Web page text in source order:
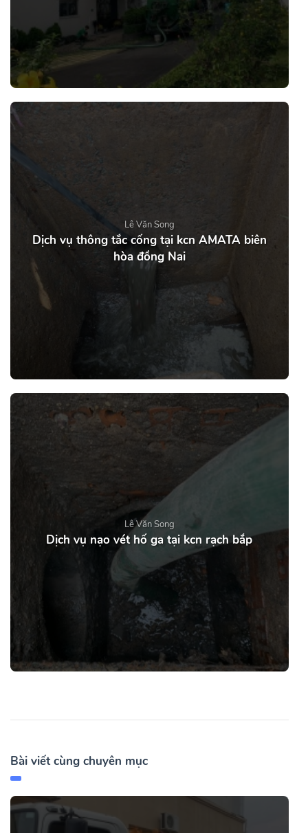
Lê Văn Song
Dịch vụ thông tắc cống tại kcn AMATA biên
hòa đồng Nai
Lê Văn Song
Dịch vụ nạo vét hố ga tại kcn rạch bắp
Bài viết cùng chuyên mục